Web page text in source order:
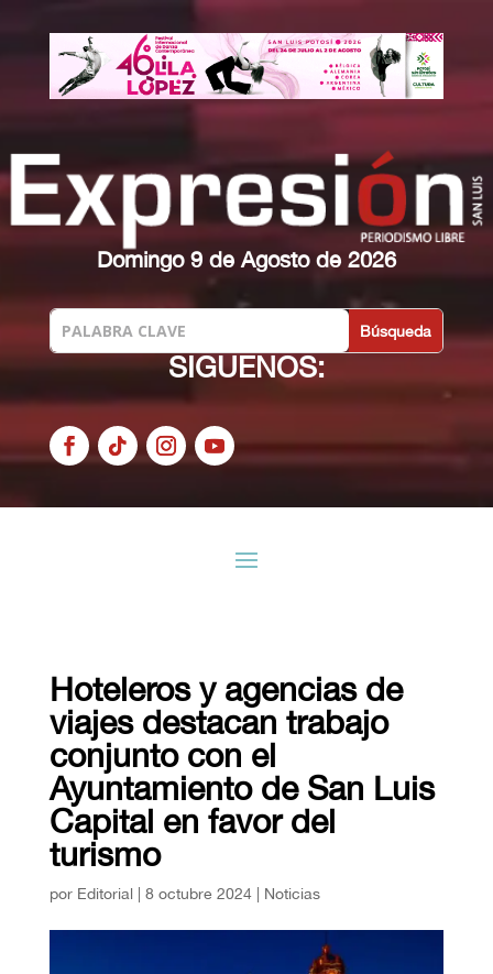
Domingo 9 de Agosto de 2026
SIGUENOS:
Hoteleros y agencias de
viajes destacan trabajo
conjunto con el
Ayuntamiento de San Luis
Capital en favor del
turismo
por Editorial| 8 octubre 2024| Noticias